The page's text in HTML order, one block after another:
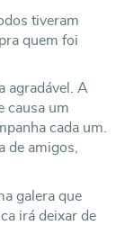
tiveram
quem foi
agradável. A
causa um
cada um.
de amigos,
galera que
irá deixar de